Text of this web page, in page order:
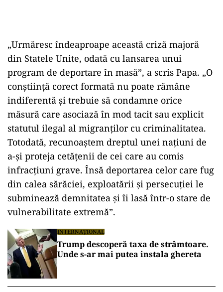
„Urmăresc îndeaproape această criză majoră
din Statele Unite, odată cu lansarea unui
program de deportare în masă”, a scris Papa. „O
conștiință corect formată nu poate rămâne
indiferentă și trebuie să condamne orice
măsură care asociază în mod tacit sau explicit
statutul ilegal al migranților cu criminalitatea.
Totodată, recunoaștem dreptul unei națiuni de
a-și proteja cetățenii de cei care au comis
infracțiuni grave. Însă deportarea celor care fug
din calea sărăciei, exploatării și persecuției le
subminează demnitatea și îi lasă într-o stare de
vulnerabilitate extremă”.
INTERNAȚIONAL
Trump descoperă taxa de strâmtoare.
Unde s-ar mai putea instala ghereta